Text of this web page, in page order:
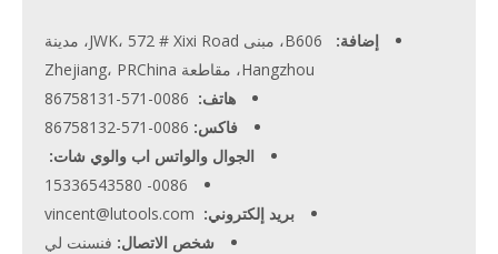
إضافة:
B606، مبنى JWK، 572 # Xixi Road، مدينة
Hangzhou، مقاطعة Zhejiang، PRChina
هاتف:
فاكس: 0086-571-86758132
الجوال والواتس اب والوي شات:
0086- 15336543580
بريد إلكتروني: vincent@lutools.com
شخص الاتصال: فنسنت لي